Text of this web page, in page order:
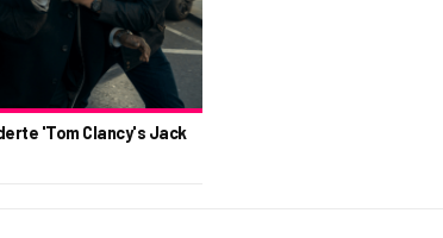
'Tom Clancy's Jack